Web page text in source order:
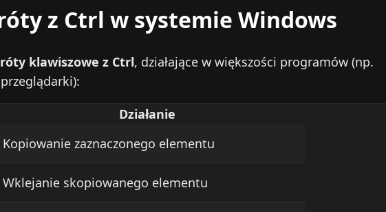
z Ctrl w systemie Windows
klawiszowe z Ctrl, działające w większości programów (np.
Działanie
Kopiowanie zaznaczonego elementu
Wklejanie skopiowanego elementu